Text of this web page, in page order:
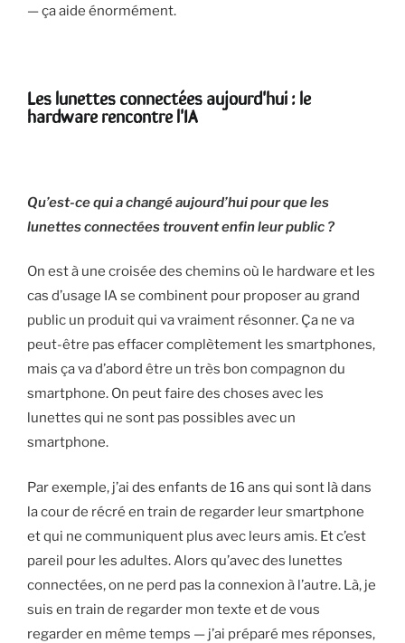
— ça aide énormément.
Les lunettes connectées aujourd'hui : le
hardware rencontre l'IA
Qu’est-ce qui a changé aujourd’hui pour que les
lunettes connectées trouvent enfin leur public ?
On est à une croisée des chemins où le hardware et les
cas d’usage IA se combinent pour proposer au grand
public un produit qui va vraiment résonner. Ça ne va
peut-être pas effacer complètement les smartphones,
mais ça va d’abord être un très bon compagnon du
smartphone. On peut faire des choses avec les
lunettes qui ne sont pas possibles avec un
smartphone.
Par exemple, j’ai des enfants de 16 ans qui sont là dans
la cour de récré en train de regarder leur smartphone
et qui ne communiquent plus avec leurs amis. Et c’est
pareil pour les adultes. Alors qu’avec des lunettes
connectées, on ne perd pas la connexion à l’autre. Là, je
suis en train de regarder mon texte et de vous
regarder en même temps — j’ai préparé mes réponses,